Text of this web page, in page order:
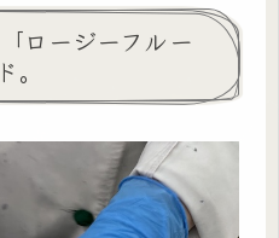
ロージーフルー